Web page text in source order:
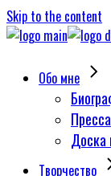
Skip to the content
Обо мне
Пресса
Доска
Творчество